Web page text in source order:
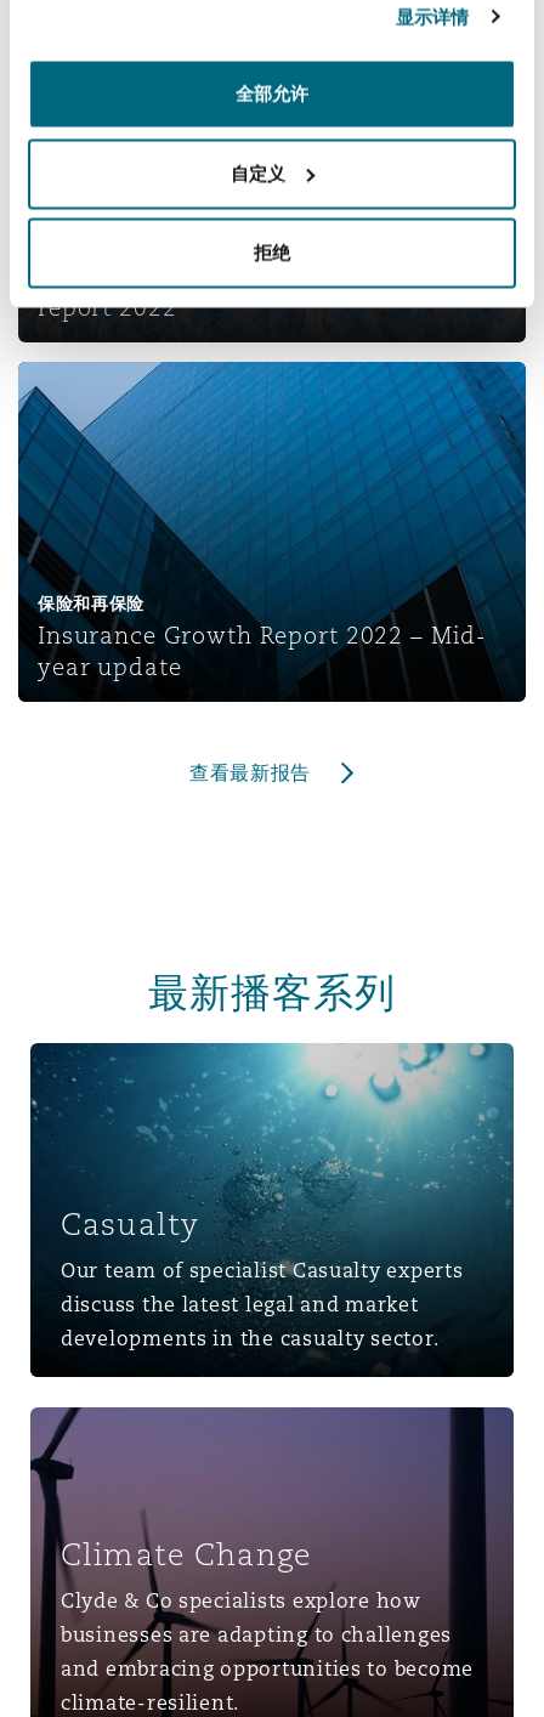
显示详情
全部允许
自定义
拒绝
Climate change risk and liability report 2022
report 2022
Insurance Growth Report 2022 – Mid-year update
保险和再保险
Insurance Growth Report 2022 – Mid-
year update
查看最新报告
最新播客系列
Casualty
Casualty
Our team of specialist Casualty experts
discuss the latest legal and market
developments in the casualty sector.
Climate Change
Climate Change
Clyde & Co specialists explore how
businesses are adapting to challenges
and embracing opportunities to become
climate-resilient.